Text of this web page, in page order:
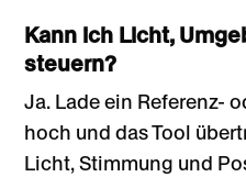
Kann ich Licht,
steuern?
Ja. Lade ein Referenz-
hoch und das Tool
Licht, Stimmung und